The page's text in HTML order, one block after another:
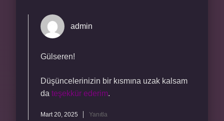
admin
Gülseren!
Düşüncelerinizin bir kısmına uzak kalsam
da teşekkür ederim.
Mart 20, 2025 Yanıtla